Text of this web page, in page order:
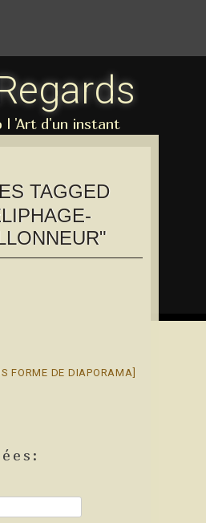
l 'Art d'un instant
TAGGED
FORME DE DIAPORAMA]